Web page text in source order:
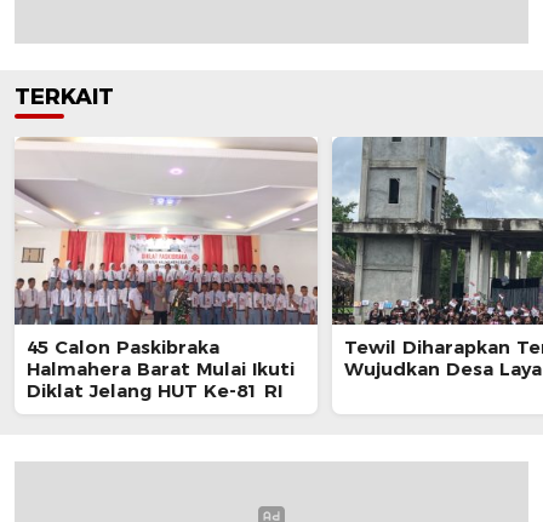
TERKAIT
45 Calon Paskibraka
Halmahera Barat Mulai Ikuti
Diklat Jelang HUT Ke-81 RI
Tewil Diharapkan
Wujudkan Desa